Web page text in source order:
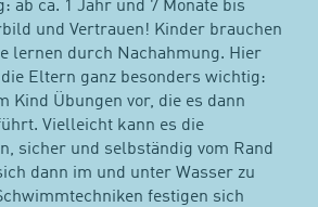
ab ca. 1 Jahr und 7 Monate bis
und Vertrauen! Kinder brauchen
lernen durch Nachahmung. Hier
Eltern ganz besonders wichtig:
Kind Übungen vor, die es dann
Vielleicht kann es die
sicher und selbständig vom Rand
dann im und unter Wasser zu
festigen sich